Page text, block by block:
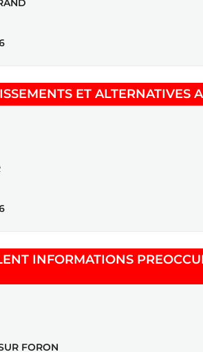
ET ALTERNATIVES
INFORMATIONS
FORON